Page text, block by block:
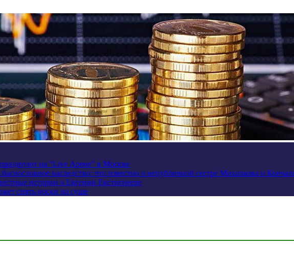
на “Live Арене” в Москве
наследство: что известно о непубличной сестре Михалкова и
истории о Евгении Евстигнееве
снять носки на суше